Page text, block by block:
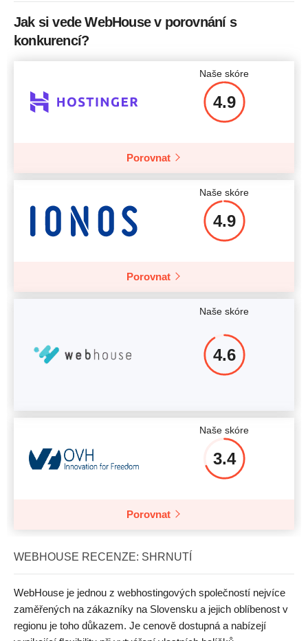
RAM
Cena $29.57
Jak si vede WebHouse v porovnání s
konkurencí?
Naše skóre
4.9
Porovnat
Naše skóre
4.9
Porovnat
Naše skóre
4.6
Naše skóre
3.4
Porovnat
WEBHOUSE RECENZE: SHRNUTÍ
WebHouse je jednou z webhostingových společností nejvíce
zaměřených na zákazníky na Slovensku a jejich oblíbenost v
regionu je toho důkazem. Je cenově dostupná a nabízejí